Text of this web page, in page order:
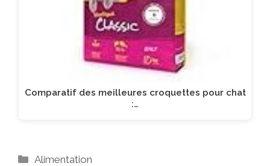
Comparatif des meilleures croquettes pour chat
:…
Catégories
Alimentation